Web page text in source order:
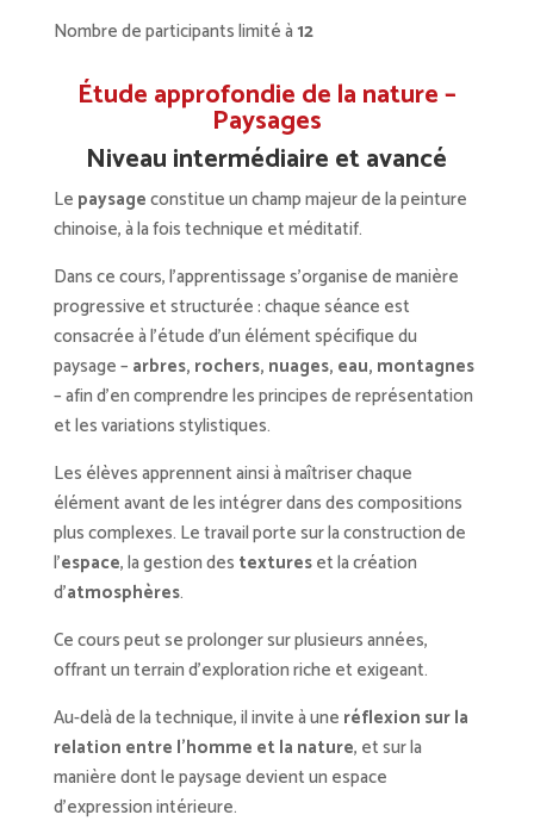
Nombre de participants limité à12
Étude approfondie de la nature –
Paysages
Niveau intermédiaire et avancé
Le paysageconstitue un champ majeur de la peinture
chinoise, à la fois technique et méditatif.
Dans ce cours, l’apprentissage s’organise de manière
progressive et structurée : chaque séance est
consacrée à l’étude d’un élément spécifique du
paysage – arbres, rochers, nuages, eau, montagnes
–afin d’en comprendre les principes de représentation
et les variations stylistiques.
Les élèves apprennent ainsi à maîtriser chaque
élément avant de les intégrer dans des compositions
plus complexes. Le travail porte sur la construction de
l’espace, la gestion des textureset la création
d’atmosphères.
Ce cours peut se prolonger sur plusieurs années,
offrant un terrain d’exploration riche et exigeant.
Au-delà de la technique, il invite à une réflexion sur la
relation entre l’homme et la nature, et sur la
manière dont le paysage devient un espace
d’expression intérieure.